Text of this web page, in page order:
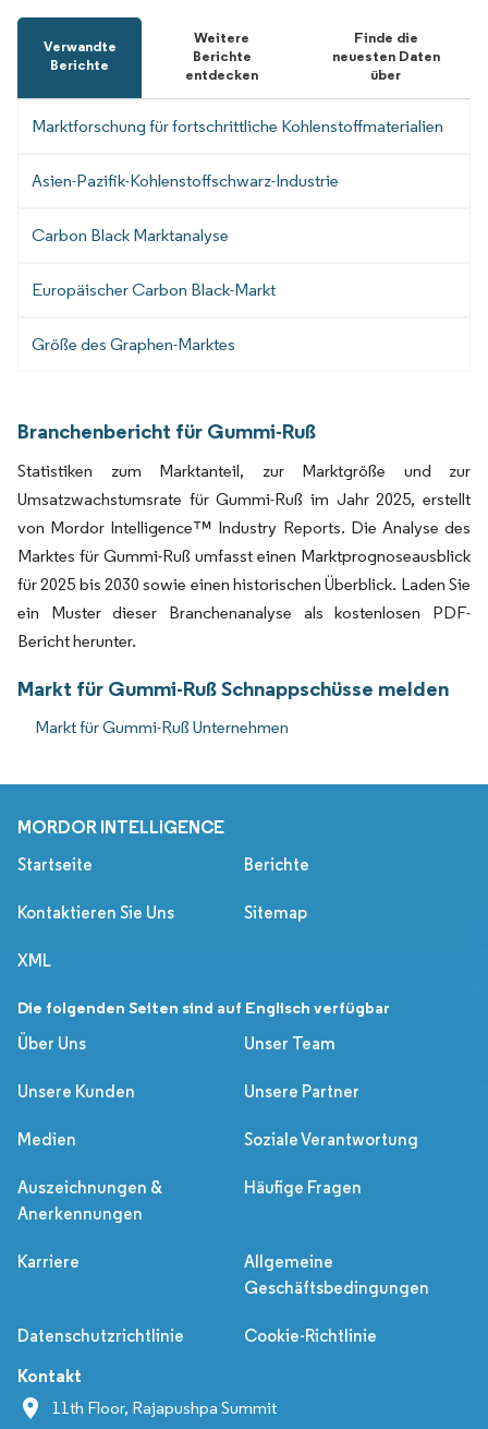
Verwandte
Berichte
Weitere
Berichte
entdecken
Finde die
neuesten Daten
über
Marktforschung für fortschrittliche Kohlenstoffmaterialien
Asien-Pazifik-Kohlenstoffschwarz-Industrie
Carbon Black Marktanalyse
Europäischer Carbon Black-Markt
Größe des Graphen-Marktes
Branchenbericht für Gummi-Ruß
Statistiken zum Marktanteil, zur Marktgröße und zur
Umsatzwachstumsrate für Gummi-Ruß im Jahr 2025, erstellt
von Mordor Intelligence™ Industry Reports. Die Analyse des
Marktes für Gummi-Ruß umfasst einen Marktprognoseausblick
für 2025 bis 2030 sowie einen historischen Überblick. Laden Sie
ein Muster dieser Branchenanalyse als kostenlosen PDF-
Bericht herunter.
Markt für Gummi-Ruß Schnappschüsse melden
Markt für Gummi-Ruß Unternehmen
MORDOR INTELLIGENCE
Startseite Berichte
Kontaktieren Sie Uns Sitemap
XML
Die folgenden Seiten sind auf Englisch verfügbar
Über Uns
Unser Team
Unsere Kunden Unsere Partner
Medien Soziale Verantwortung
Auszeichnungen &
Anerkennungen
Häufige Fragen
Karriere
Allgemeine
Geschäftsbedingungen
Datenschutzrichtlinie Cookie-Richtlinie
Kontakt
11th Floor, Rajapushpa Summit